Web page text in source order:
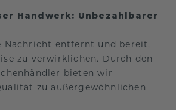
Handwerk: Unbezahlbarer
Nachricht entfernt und bereit,
zu verwirklichen. Durch den
bieten wir
zu außergewöhnlichen